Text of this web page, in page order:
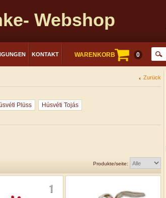
Webshop
KONTAKT WARENKORB 0
Zurück
Plüss Húsvéti Tojás
Produkte/seite: